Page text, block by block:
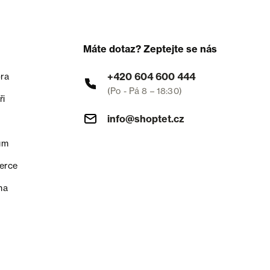
Máte dotaz? Zeptejte se nás
+420 604 600 444
(Po - Pá 8 – 18:30)
info@shoptet.cz